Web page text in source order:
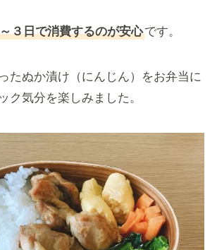
３日で消費するのが安心です。
たぬか漬け（にんじん）をお弁当に
ク気分を楽しみました。